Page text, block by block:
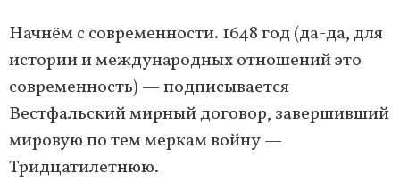
Начнём с современности. 1648 год (да-да, для
истории и международных отношений это
современность) — подписывается
Вестфальский мирный договор, завершивший
мировую по тем меркам войну —
Тридцатилетнюю.